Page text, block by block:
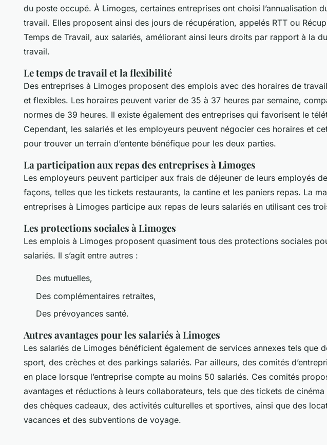
du poste occupé. À Limoges, certaines entreprises ont choisi l’annualisation
travail. Elles proposent ainsi des jours de récupération, appelés RTT ou
Temps de Travail, aux salariés, améliorant ainsi leurs droits par rapport à la
travail.
Le temps de travail et la flexibilité
Des entreprises à Limoges proposent des emplois avec des horaires de
et flexibles. Les horaires peuvent varier de 35 à 37 heures par semaine,
normes de 39 heures. Il existe également des entreprises qui favorisent le
Cependant, les salariés et les employeurs peuvent négocier ces horaires et
pour trouver un terrain d’entente bénéfique pour les deux parties.
La participation aux repas des entreprises à Limoges
Les employeurs peuvent participer aux frais de déjeuner de leurs employés
façons, telles que les tickets restaurants, la cantine et les paniers repas. La
entreprises à Limoges participe aux repas de leurs salariés en utilisant ces
Les protections sociales à Limoges
Les emplois à Limoges proposent quasiment tous des protections sociales
salariés. Il s’agit entre autres :
Des mutuelles,
Des complémentaires retraites,
Des prévoyances santé.
Autres avantages pour les salariés à Limoges
Les salariés de Limoges bénéficient également de services annexes tels que
sport, des crèches et des parkings salariés. Par ailleurs, des comités
en place lorsque l’entreprise compte au moins 50 salariés. Ces comités
avantages et réductions à leurs collaborateurs, tels que des tickets de
des chèques cadeaux, des activités culturelles et sportives, ainsi que des
vacances et des subventions de voyage.